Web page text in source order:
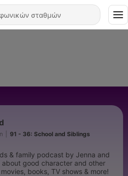
91 - 36: School and Siblings
& family podcast by Jenna and
good character and other
books, TV shows & more!